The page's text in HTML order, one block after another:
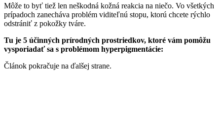
Môže to byť tiež len neškodná kožná reakcia na niečo. Vo všetkých
prípadoch zanecháva problém viditeľnú stopu, ktorú chcete rýchlo
odstrániť z pokožky tváre.
Tu je 5 účinných prírodných prostriedkov, ktoré vám pomôžu
vysporiadať sa s problémom hyperpigmentácie:
Článok pokračuje na ďalšej strane.